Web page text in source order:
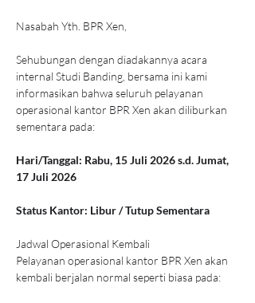
Nasabah Yth. BPR Xen,
Sehubungan dengan diadakannya acara
internal Studi Banding, bersama ini kami
informasikan bahwa seluruh pelayanan
operasional kantor BPR Xen akan diliburkan
sementara pada:
Hari/Tanggal: Rabu, 15 Juli 2026 s.d. Jumat,
17 Juli 2026
Status Kantor: Libur / Tutup Sementara
Jadwal Operasional Kembali
Pelayanan operasional kantor BPR Xen akan
kembali berjalan normal seperti biasa pada: